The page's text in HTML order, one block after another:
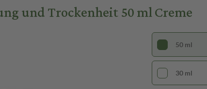
und Trockenheit 50 ml Creme
50 ml
30 ml